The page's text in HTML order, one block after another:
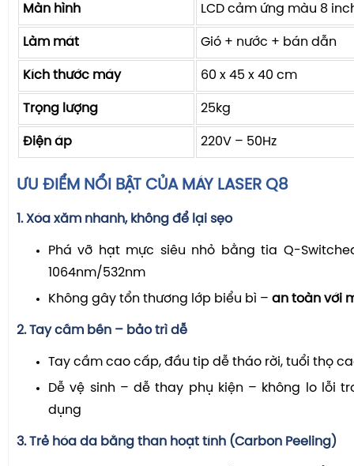
Màn hình LCD cảm ứng màu 8
Làm mát Gió + nước + bán dẫn
Kích thước máy 60 x 45 x 40 cm
Trọng lượng 25kg
Điện áp 220V – 50Hz
ƯU ĐIỂM NỔI BẬT CỦA MÁY LASER Q8
1.Xóa xăm nhanh, không để lại sẹo
Phá vỡ hạt mực siêu nhỏ bằng tia Q-
1064nm/532nm
Không gây tổn thương lớp biểu bì – an toàn với
2.Tay cầm bền – bảo trì dễ
Tay cầm cao cấp, đầu tip dễ tháo rời, tuổi thọ
Dễ vệ sinh – dễ thay phụ kiện – không lo lỗi
dụng
3.Trẻ hóa da bằng than hoạt tính (Carbon Peeling)